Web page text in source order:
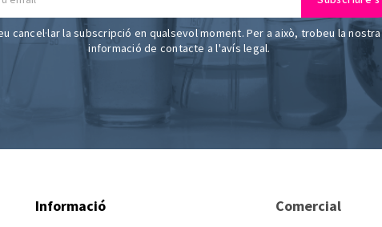
cancel·lar la subscripció en qualsevol moment. Per a això, trobeu la nostra
informació de contacte a l'avís legal.
Informació Comercial